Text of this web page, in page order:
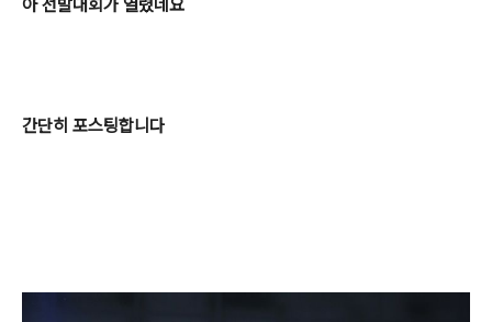
아 선발대회가 열렸네요
간단히 포스팅합니다